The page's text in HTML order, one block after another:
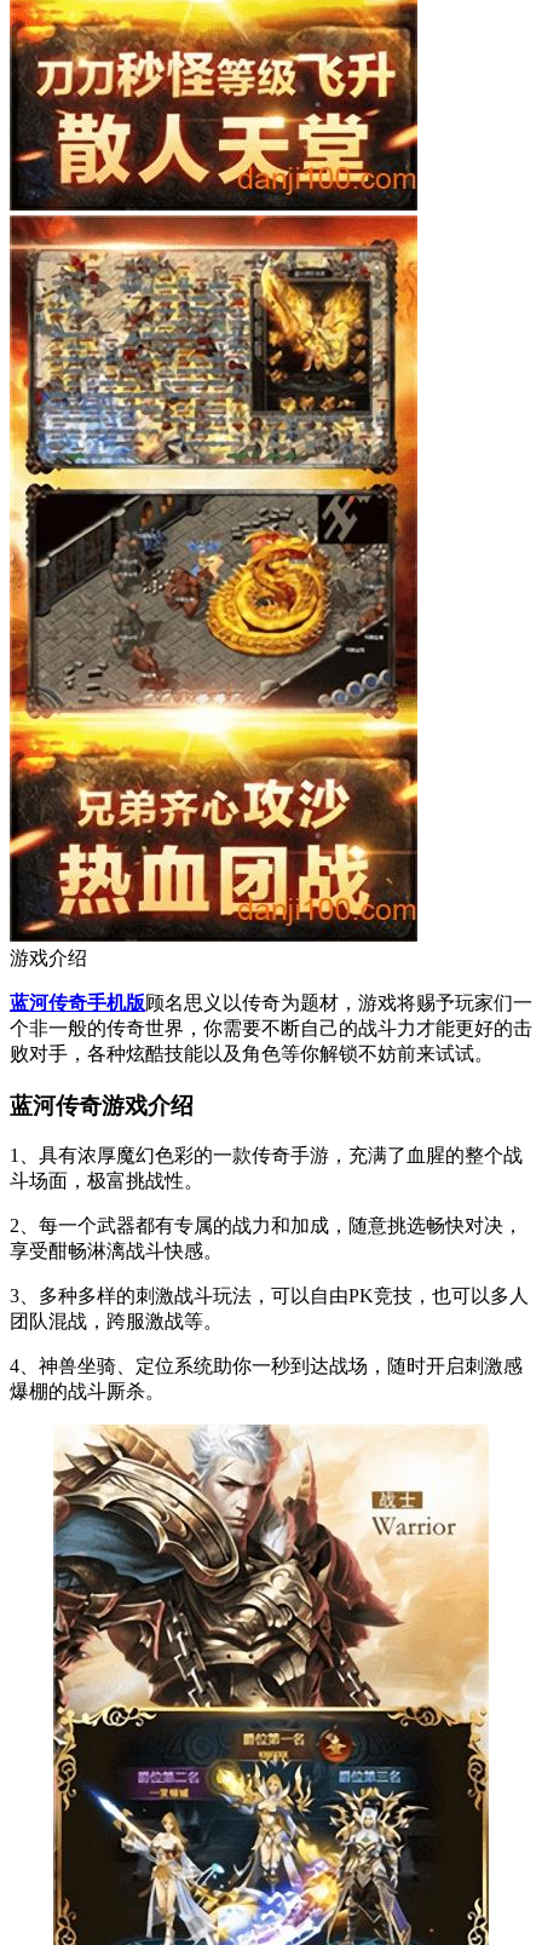
游戏介绍
蓝河传奇手机版顾名思义以传奇为题材，游戏将赐予玩家们一
个非一般的传奇世界，你需要不断自己的战斗力才能更好的击
败对手，各种炫酷技能以及角色等你解锁不妨前来试试。
蓝河传奇游戏介绍
1、具有浓厚魔幻色彩的一款传奇手游，充满了血腥的整个战
斗场面，极富挑战性。
2、每一个武器都有专属的战力和加成，随意挑选畅快对决，
享受酣畅淋漓战斗快感。
3、多种多样的刺激战斗玩法，可以自由PK竞技，也可以多人
团队混战，跨服激战等。
4、神兽坐骑、定位系统助你一秒到达战场，随时开启刺激感
爆棚的战斗厮杀。